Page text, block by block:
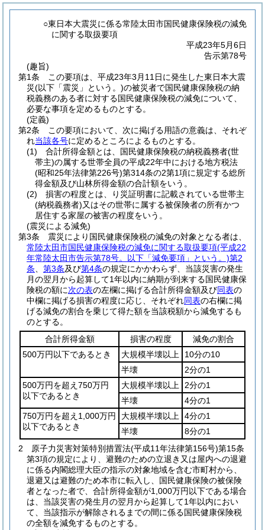
○東日本大震災に係る常陸太田市国民健康保険税の減免
に関する取扱要項
平成23年5月6日
告示第78号
(趣旨)
第1条
この要項は、平成23年3月11日に発生した東日本大震
災(以下「震災」という。)の被災者で国民健康保険税の納
税義務のある者に対する国民健康保険税の減免について、
必要な事項を定めるものとする。
(定義)
第2条
この要項において、次に掲げる用語の意義は、それぞ
れ当該各号に定めるところによるものとする。
(1)
合計所得金額とは、国民健康保険税の納税義務者(世
帯主)の属する世帯全員の平成22年中における地方税法
(昭和25年法律第226号)第314条の2第1項に規定する総所
得金額及び山林所得金額の合計額をいう。
(2)
損害の程度とは、り災証明書に記載されている世帯主
(納税義務者)又はその世帯に属する被保険者の所有かつ
居住する家屋の被害の程度をいう。
(震災による減免)
第3条
震災により国民健康保険税の減免の対象となる者は、
常陸太田市国民健康保険税の減免に関する取扱要項(平成22
年常陸太田市告示第78号。以下「減免要項」という。)第2
条
第3条及び第4条の規定にかかわらず、当該災害の発生
月の翌月から起算して1年以内に納期が到来する国民健康保
険税の額に次の表の左欄に掲げる合計所得金額及び同表の
中欄に掲げる損害の程度に応じ、それぞれ同表の右欄に掲
げる減免の割合を乗じて得た額を当該税額から減免するも
のとする。
合計所得金額
損害の程度
減免の割合
500万円以下であるとき
大規模半壊以上
10分の10
半壊
2分の1
500万円を超え750万円
以下であるとき
大規模半壊以上
2分の1
半壊
4分の1
750万円を超え1,000万円
以下であるとき
大規模半壊以上
4分の1
半壊
8分の1
2
原子力災害対策特別措置法(平成11年法律第156号)第15条
第3項の規定により、避難のための立退き又は屋内への退避
に係る内閣総理大臣の指示の対象地域を含む市町村から、
退避又は避難のため本市に転入し、国民健康保険の被保険
者となった者で、合計所得金額が1,000万円以下である場合
は、当該災害の発生月の翌月から起算して1年以内におい
て、当該指示が解除されるまでの間に係る国民健康保険税
の全額を減免するものとする。